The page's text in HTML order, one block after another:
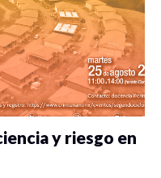
y riesgo en